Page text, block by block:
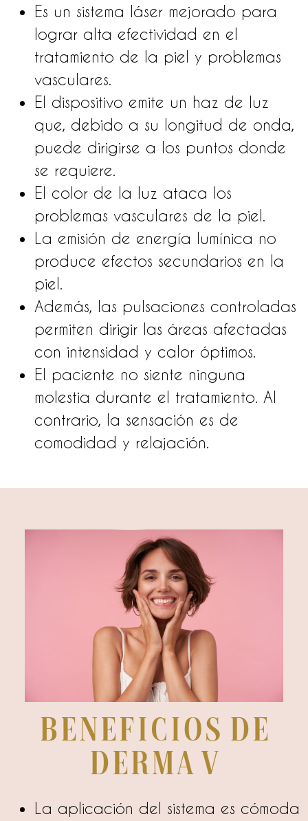
Es un sistema láser mejorado para
lograr alta efectividad en el
tratamiento de la piel y problemas
vasculares.
El dispositivo emite un haz de luz
que, debido a su longitud de onda,
puede dirigirse a los puntos donde
se requiere.
El color de la luz ataca los
problemas vasculares de la piel.
La emisión de energía lumínica no
produce efectos secundarios en la
piel.
Además, las pulsaciones controladas
permiten dirigir las áreas afectadas
con intensidad y calor óptimos.
El paciente no siente ninguna
molestia durante el tratamiento. Al
contrario, la sensación es de
comodidad y relajación.
Beneficios de
Derma V
La aplicación del sistema es cómoda